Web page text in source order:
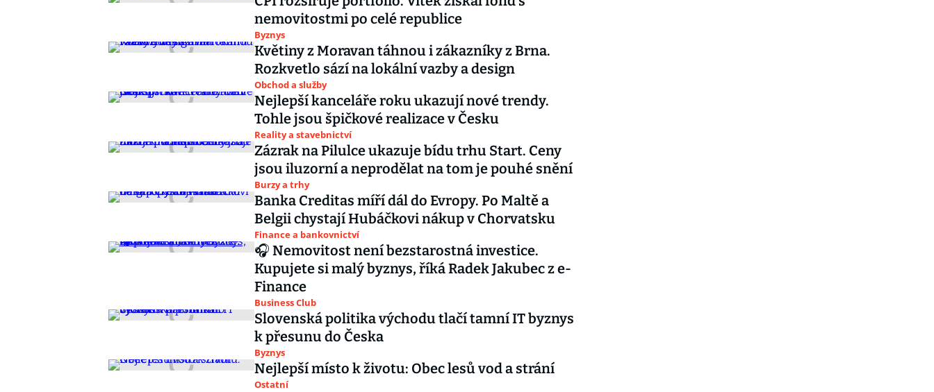
nemovitostmi po celé republice
Byznys
Květiny z Moravan táhnou i zákazníky z Brna.
Rozkvetlo sází na lokální vazby a design
Obchod a služby
Nejlepší kanceláře roku ukazují nové trendy.
Tohle jsou špičkové realizace v Česku
Reality a stavebnictví
Zázrak na Pilulce ukazuje bídu trhu Start. Ceny
jsou iluzorní a neprodělat na tom je pouhé snění
Burzy a trhy
Banka Creditas míří dál do Evropy. Po Maltě a
Belgii chystají Hubáčkovi nákup v Chorvatsku
Finance a bankovnictví
🎧 Nemovitost není bezstarostná investice.
Kupujete si malý byznys, říká Radek Jakubec z e-
Finance
Business Club
Slovenská politika východu tlačí tamní IT byznys
k přesunu do Česka
Byznys
Nejlepší místo k životu: Obec lesů vod a strání
Ostatní